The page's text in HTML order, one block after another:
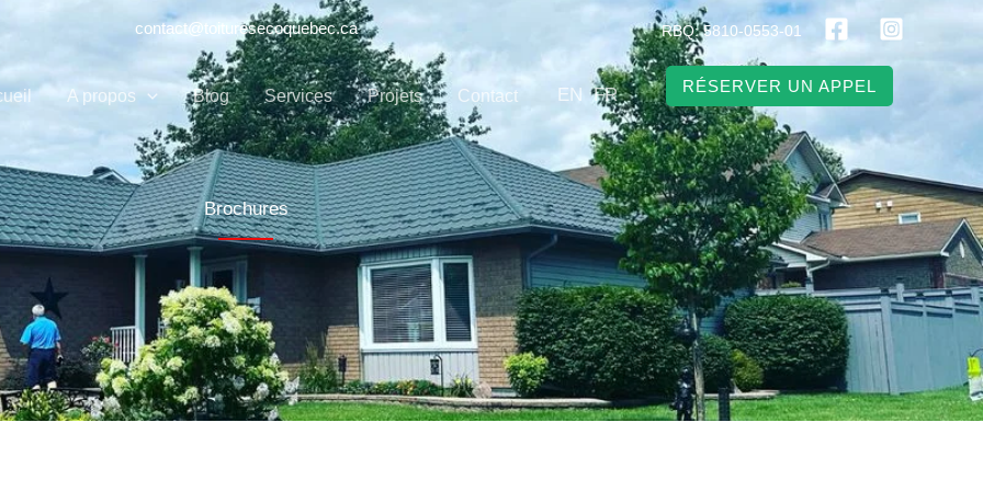
contact@toituresecoquebec.ca RBQ: 5810-0553-01
A propos Blog Services Projets Contact EN FR RÉSERVER UN APPEL
Brochures